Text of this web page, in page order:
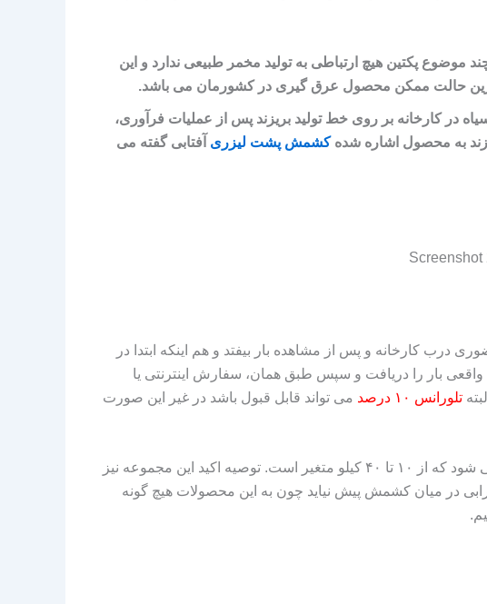
پکتین هیچ ارتباطی به تولید مخمر طبیعی ندارد و این
حالت ممکن محصول عرق گیری در کشورمان می‌ باشد.
در کارخانه بر روی خط تولید بریزند پس از عملیات فرآوری،
زند به محصول اشاره شدهکشمش پشت لیزری آفتابی گفته می‌
درب کارخانه و پس از مشاهده بار بیفتد و هم اینکه ابتدا در
بار را دریافت و سپس طبق همان، سفارش اینترنتی یا
تلورانس ۱۰ درصد
می‌ تواند قابل قبول باشد در غیر این صورت
لازم به ذکر است که بدانید محصولات عرق‌ گیری در این مجموعه به صورت کیسه‌ ای یا در گونی بسته‌ بندی می‌ شود که از ۱۰ تا ۴۰ کیلو متغیر است. توصیه اکید این مجموعه نیز
در میان کشمش پیش نیاید چون به این محصولات هیچ گونه